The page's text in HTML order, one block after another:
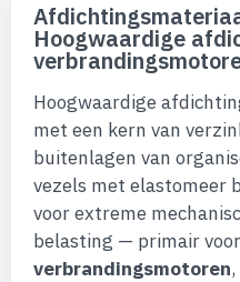
naar
begin
afbeeldingen-
gallerij
Hoogwaardige
Hoogwaardige
met een kern van
buitenlagen van
vezels met elastomeer
voor extreme
belasting — primair voor
verbrandingsmotoren